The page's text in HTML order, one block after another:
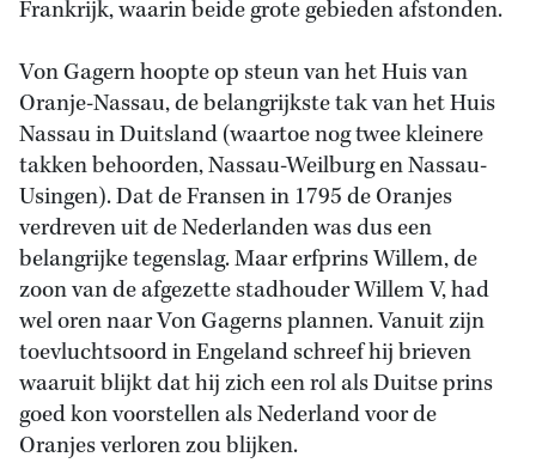
Frankrijk, waarin beide grote gebieden afstonden.
Von Gagern hoopte op steun van het Huis van
Oranje-Nassau, de belangrijkste tak van het Huis
Nassau in Duitsland (waartoe nog twee kleinere
takken behoorden, Nassau-Weilburg en Nassau-
Usingen). Dat de Fransen in 1795 de Oranjes
verdreven uit de Nederlanden was dus een
belangrijke tegenslag. Maar erfprins Willem, de
zoon van de afgezette stadhouder Willem V, had
wel oren naar Von Gagerns plannen. Vanuit zijn
toevluchtsoord in Engeland schreef hij brieven
waaruit blijkt dat hij zich een rol als Duitse prins
goed kon voorstellen als Nederland voor de
Oranjes verloren zou blijken.